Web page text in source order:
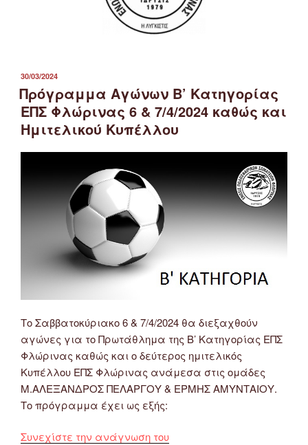
ΔΗΜΟΣΙΕΎΤΗΚΕ
ΣΤΙΣ
30/03/2024
Πρόγραμμα Αγώνων Β’ Κατηγορίας
ΕΠΣ Φλώρινας 6 & 7/4/2024 καθώς και
Ημιτελικού Κυπέλλου
Το Σαββατοκύριακο 6 & 7/4/2024 θα διεξαχθούν
αγώνες για το Πρωτάθλημα της Β’ Κατηγορίας ΕΠΣ
Φλώρινας καθώς και ο δεύτερος ημιτελικός
Κυπέλλου ΕΠΣ Φλώρινας ανάμεσα στις ομάδες
Μ.ΑΛΕΞΑΝΔΡΟΣ ΠΕΛΑΡΓΟΥ & ΕΡΜΗΣ ΑΜΥΝΤΑΙΟΥ.
Το πρόγραμμα έχει ως εξής:
Συνεχίστε την ανάγνωση του“Πρόγραμμα